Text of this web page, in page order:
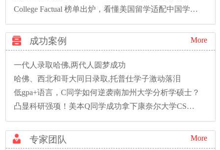
College Factual 榜单出炉，看懂美国留学适配中国学生优质院校排名
成功案例 More
一代人录取哈佛,两代人圆梦成功
哈佛、西北和哥大同日录取,托普仕学子激动落泪
低gpa+语言，C同学如何逆袭南加州大学分析学硕士？
凸显科研强项！美本Q同学成功拿下康奈尔大学CS硕士录取！
专家团队 More